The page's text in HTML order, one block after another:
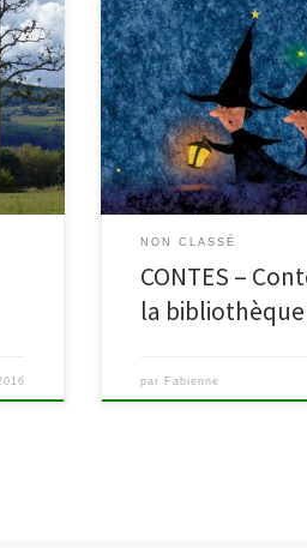
Contes Halloween le
heures 30, à la
le grand soir
jour, que le froid envahit
s’annonce, une veillée
Sortez vos balais et
NON CLASSÉ
CONTES –
la bibliothèque
par Fabienne